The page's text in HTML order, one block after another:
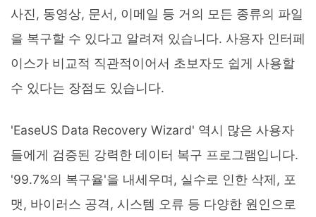
사진, 동영상, 문서, 이메일 등 거의 모든 종류의 파일
을 복구할 수 있다고 알려져 있습니다. 사용자 인터페
이스가 비교적 직관적이어서 초보자도 쉽게 사용할
수 있다는 장점도 있습니다.
'EaseUS Data Recovery Wizard' 역시 많은 사용자
들에게 검증된 강력한 데이터 복구 프로그램입니다.
'99.7%의 복구율'을 내세우며, 실수로 인한 삭제, 포
맷, 바이러스 공격, 시스템 오류 등 다양한 원인으로